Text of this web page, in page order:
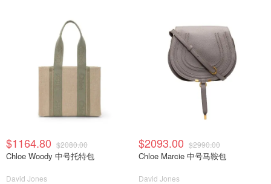
$1164.80 $2080.00
Chloe Woody 中号托特包
David Jones
$2093.00 $2990.00
Chloe Marcie 中号马鞍包
David Jones